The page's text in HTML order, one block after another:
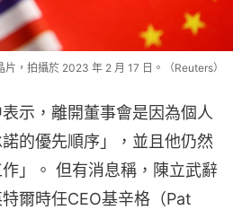
，拍攝於 2023 年 2 月 17 日。（Reuters）
示，離開董事會是因為個人
的優先順序」，並且他仍然
作」。 但有消息稱，陳立武辭
爾時任CEO基辛格（Pat